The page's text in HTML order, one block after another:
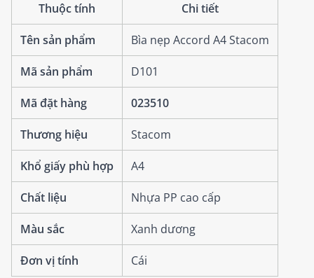
Thuộc tính Chi tiết
Tên sản phẩm Bìa nẹp Accord A4 Stacom
Mã sản phẩm D101
Mã đặt hàng 023510
Thương hiệu Stacom
Khổ giấy phù hợp A4
Chất liệu Nhựa PP cao cấp
Màu sắc Xanh dương
Đơn vị tính
Cái